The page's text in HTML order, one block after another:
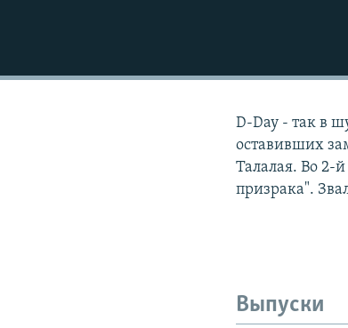
D-Day - так в
оставивших
Талалая. Во 2-
призрака".
Выпуски